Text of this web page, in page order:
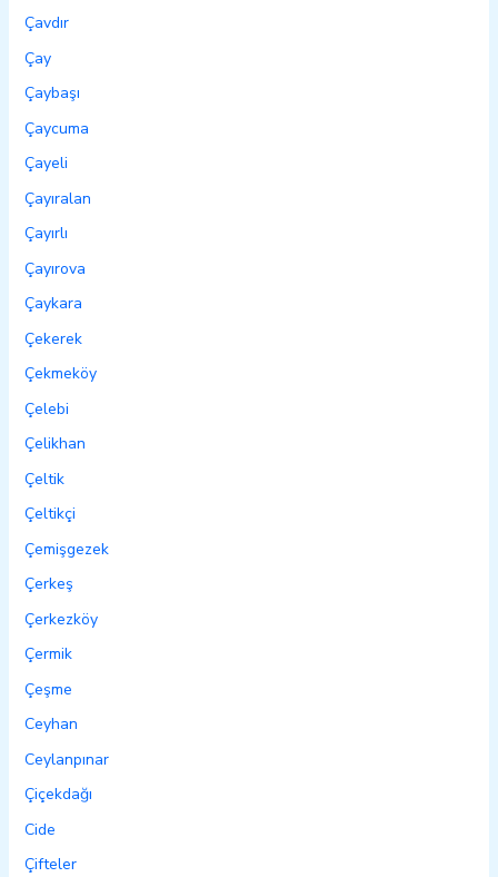
Çavdır
Çay
Çaybaşı
Çaycuma
Çayeli
Çayıralan
Çayırlı
Çayırova
Çaykara
Çekerek
Çekmeköy
Çelebi
Çelikhan
Çeltik
Çeltikçi
Çemişgezek
Çerkeş
Çerkezköy
Çermik
Çeşme
Ceyhan
Ceylanpınar
Çiçekdağı
Cide
Çifteler